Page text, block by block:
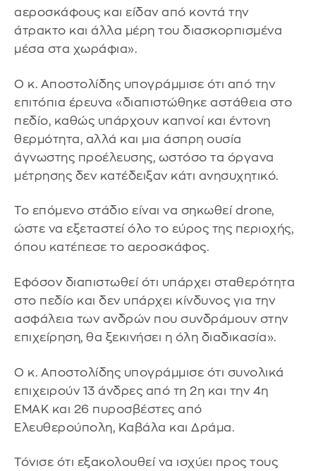
αεροσκάφους και είδαν από κοντά την
άτρακτο και άλλα μέρη του διασκορπισμένα
μέσα στα χωράφια».
Ο κ. Αποστολίδης υπογράμμισε ότι από την
επιτόπια έρευνα «διαπιστώθηκε αστάθεια στο
πεδίο, καθώς υπάρχουν καπνοί και έντονη
θερμότητα, αλλά και μια άσπρη ουσία
άγνωστης προέλευσης, ωστόσο τα όργανα
μέτρησης δεν κατέδειξαν κάτι ανησυχητικό.
Το επόμενο στάδιο είναι να σηκωθεί drone,
ώστε να εξεταστεί όλο το εύρος της περιοχής,
όπου κατέπεσε το αεροσκάφος.
Εφόσον διαπιστωθεί ότι υπάρχει σταθερότητα
στο πεδίο και δεν υπάρχει κίνδυνος για την
ασφάλεια των ανδρών που συνδράμουν στην
επιχείρηση, θα ξεκινήσει η όλη διαδικασία».
Ο κ. Αποστολίδης υπογράμμισε ότι συνολικά
επιχειρούν 13 άνδρες από τη 2η και την 4η
ΕΜΑΚ και 26 πυροσβέστες από
Ελευθερούπολη, Καβάλα και Δράμα.
Τόνισε ότι εξακολουθεί να ισχύει προς τους